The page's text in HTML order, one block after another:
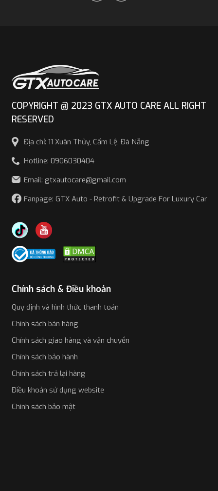
COPYRIGHT @ 2023 GTX AUTO CARE ALL RIGHT
RESERVED
Địa chỉ: 11 Xuân Thủy, Cẩm Lệ, Đà Nẵng
Hotline: 0906030404
Email: gtxautocare@gmail.com
Fanpage: GTX Auto - Retrofit & Upgrade For Luxury Car
Chính sách & Điều khoản
Quy định và hình thức thanh toán
Chính sách bán hàng
Chính sách giao hàng và vận chuyển
Chính sách bảo hành
Chính sách trả lại hàng
Điều khoản sử dụng website
Chính sách bảo mật